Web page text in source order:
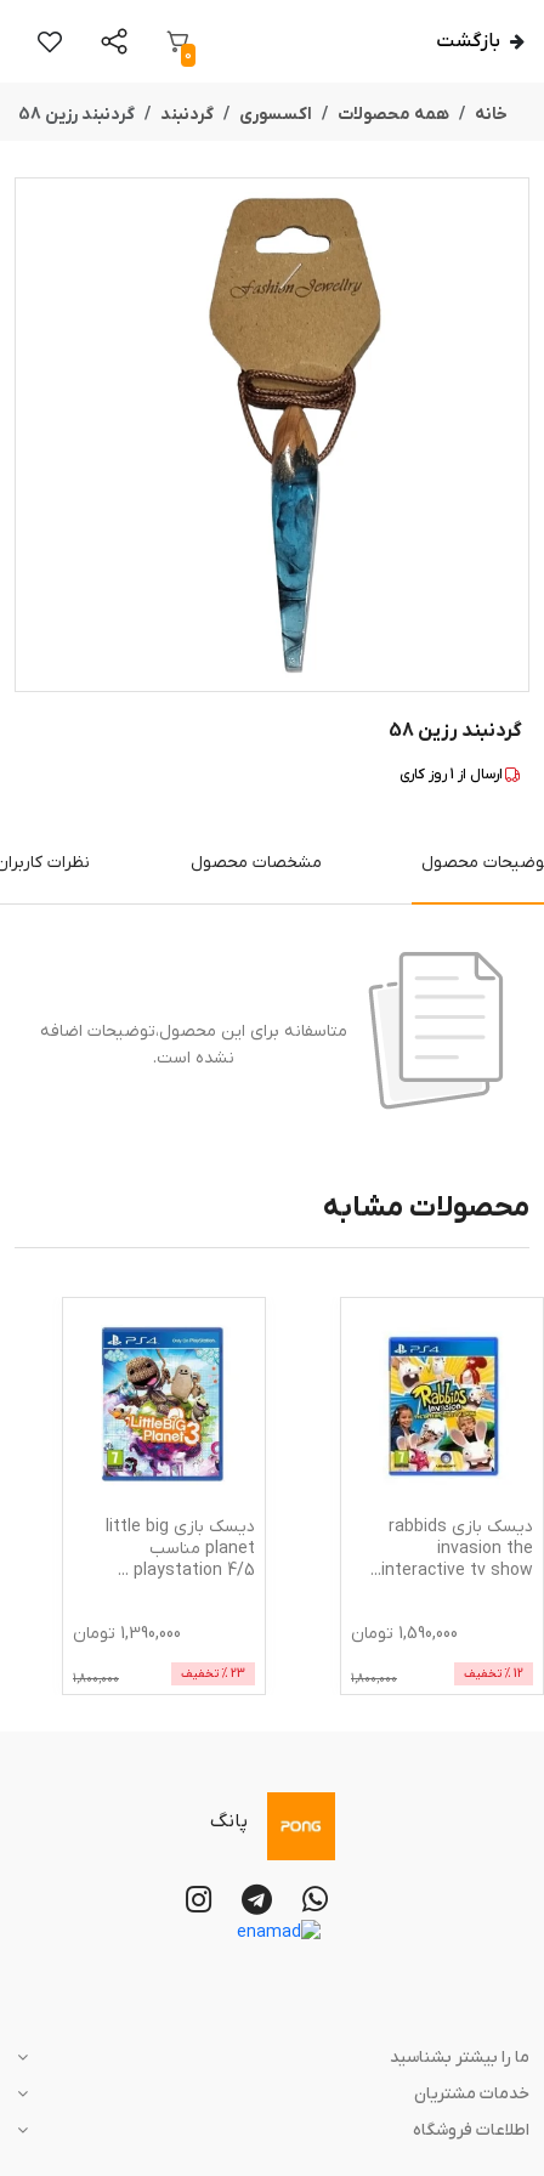
بازگشت
0
خانه همه محصولات اکسسوری گردنبند گردنبند رزین 58
گردنبند رزین 58
ارسال از 1روز کاری
محصول مشخصات محصول نظرات
متاسفانه برای این محصول،توضیحات اضافه
نشده است.
محصولات مشابه
دیسک بازی rabbids
invasion the
interactive tv show
...
1,590,000 تومان
12 % تخفیف 1,800,000
دیسک بازی little big
planet مناسب
5/playstation 4
...
1,390,000 تومان
23 % تخفیف 1,800,000
پانگ
ما را بیشتر بشناسید
خدمات مشتریان
اطلاعات فروشگاه